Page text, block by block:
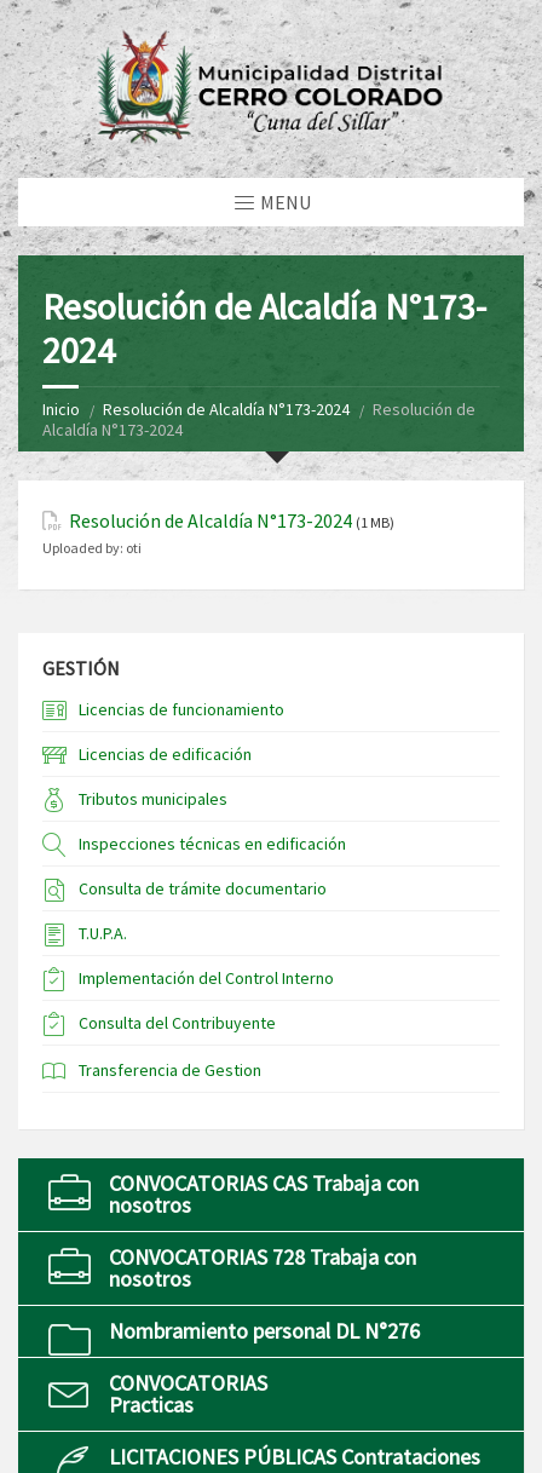
MENU
Resolución de Alcaldía N°173-
2024
Inicio Resolución de Alcaldía N°173-2024
Resolución de
Alcaldía N°173-2024
Resolución de Alcaldía N°173-2024 (1 MB)
Uploaded by: oti
GESTIÓN
Licencias de funcionamiento
Licencias de edificación
Tributos municipales
Inspecciones técnicas en edificación
Consulta de trámite documentario
T.U.P.A.
Implementación del Control Interno
Consulta del Contribuyente
Transferencia de Gestion
CONVOCATORIAS CAS Trabaja con
nosotros
CONVOCATORIAS 728 Trabaja con
nosotros
Nombramiento personal DL N°276
CONVOCATORIAS
Practicas
LICITACIONES PÚBLICAS Contrataciones